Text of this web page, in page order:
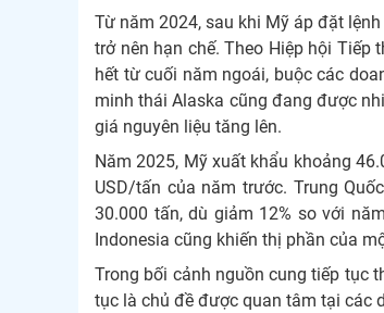
Từ năm 2024, sau khi Mỹ áp đặt
trở nên hạn chế. Theo Hiệp hội
hết từ cuối năm ngoái, buộc các
minh thái Alaska cũng đang được
giá nguyên liệu tăng lên.
Năm 2025, Mỹ xuất khẩu khoảng
USD/tấn của năm trước. Trung
30.000 tấn, dù giảm 12% so với
Indonesia cũng khiến thị phần của
Trong bối cảnh nguồn cung tiếp tục
tục là chủ đề được quan tâm tại các